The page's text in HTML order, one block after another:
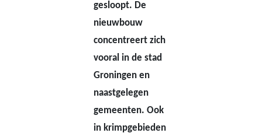
gesloopt. De
nieuwbouw
concentreert zich
vooral in de stad
Groningen en
naastgelegen
gemeenten. Ook
in krimpgebieden